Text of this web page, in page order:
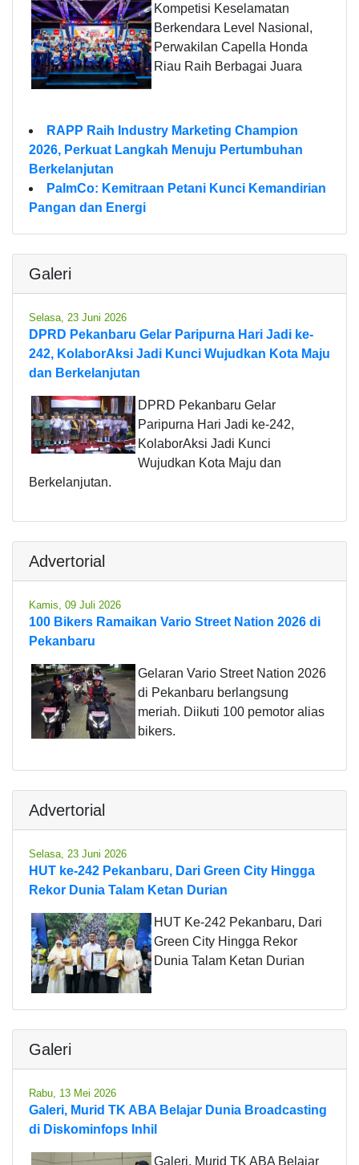
Kompetisi Keselamatan
Berkendara Level Nasional,
Perwakilan Capella Honda
Riau Raih Berbagai Juara
RAPP Raih Industry Marketing Champion
2026, Perkuat Langkah Menuju Pertumbuhan
Berkelanjutan
PalmCo: Kemitraan Petani Kunci Kemandirian
Pangan dan Energi
Galeri
Selasa, 23 Juni 2026
DPRD Pekanbaru Gelar Paripurna Hari Jadi ke-
242, KolaborAksi Jadi Kunci Wujudkan Kota Maju
dan Berkelanjutan
DPRD Pekanbaru Gelar
Paripurna Hari Jadi ke-242,
KolaborAksi Jadi Kunci
Wujudkan Kota Maju dan
Berkelanjutan.
Advertorial
Kamis, 09 Juli 2026
100 Bikers Ramaikan Vario Street Nation 2026 di
Pekanbaru
Gelaran Vario Street Nation 2026
di Pekanbaru berlangsung
meriah. Diikuti 100 pemotor alias
bikers.
Advertorial
Selasa, 23 Juni 2026
HUT ke-242 Pekanbaru, Dari Green City Hingga
Rekor Dunia Talam Ketan Durian
HUT Ke-242 Pekanbaru, Dari
Green City Hingga Rekor
Dunia Talam Ketan Durian
Galeri
Rabu, 13 Mei 2026
Galeri, Murid TK ABA Belajar Dunia Broadcasting
di Diskominfops Inhil
Galeri, Murid TK ABA Belajar